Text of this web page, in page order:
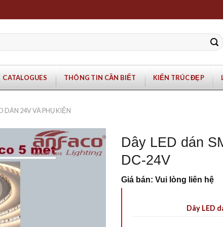
CATALOGUES THÔNG TIN CẦN BIẾT KIẾN TRÚC ĐẸP
DÁN 24V VÀ PHỤ KIỆN
Dây LED dán
DC-24V
Giá bán: Vui lòng liên hệ
Dây LED